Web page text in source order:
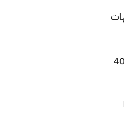
للشراء، مرتفعًا بقيمة 5 جنيهات
وشهد سعر الجنيه الذهب ارتفاعًا ليصبح 54640 جنيهًا للبيع و54240 جنيهًا للشراء، بزيادة قدرها 40